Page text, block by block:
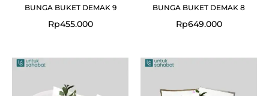
BUNGA BUKET DEMAK 9
Rp455.000
BUNGA BUKET DEMAK 8
Rp649.000